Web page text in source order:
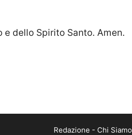
e dello Spirito Santo. Amen.
Redazione - Chi Siamo